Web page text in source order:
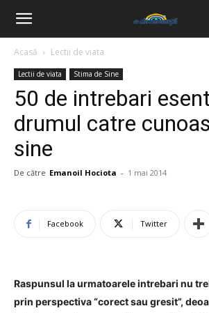
Acasă Lectii de viata
Lectii de viata Stima de Sine
50 de intrebari
drumul catre
sine
De către Emanoil Hociota - 1 mai 2014
Facebook Twitter
Raspunsul la urmatoarele intrebari nu
prin perspectiva “corect sau gresit”,